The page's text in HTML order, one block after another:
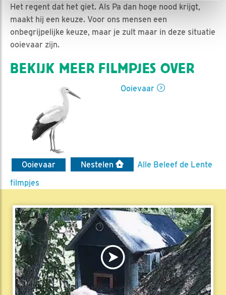
Het regent dat het giet. Als Pa dan hoge nood krijgt,
maakt hij een keuze. Voor ons mensen een
onbegrijpelijke keuze, maar je zult maar in deze situatie
ooievaar zijn.
BEKIJK MEER FILMPJES OVER
Ooievaar
Ooievaar Nestelen
Alle Beleef de Lente
filmpjes